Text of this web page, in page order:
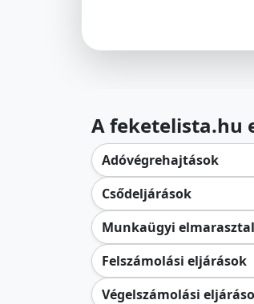
A feketelista.hu
Adóvégrehajtások
Csődeljárások
Munkaügyi
Felszámolási eljárások
Végelszámolási